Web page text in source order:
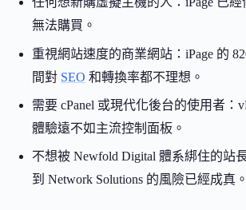
無法購買。
重視網站速度的商業網站：iPage 的
間對 SEO 和轉換率都不理想。
需要 cPanel 或現代化後台的使用者：
體驗遠不如主流控制面板。
不想被 Newfold Digital 體系綁住的站
到 Network Solutions 的風險已經成真。